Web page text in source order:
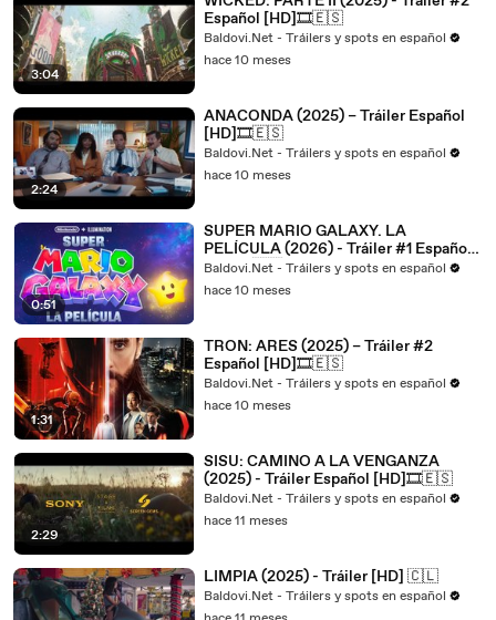
3:04
Español [HD]🎞️🇪🇸
Baldovi.Net - Tráilers y spots en español
hace 10 meses
2:24
ANACONDA (2025) – Tráiler Español
[HD]🎞️🇪🇸
Baldovi.Net - Tráilers y spots en español
hace 10 meses
0:51
SUPER MARIO GALAXY. LA
PELÍCULA (2026) - Tráiler #1 Español
[HD]🎞️🇪🇸
Baldovi.Net - Tráilers y spots en español
hace 10 meses
1:31
TRON: ARES (2025) – Tráiler #2
Español [HD]🎞️🇪🇸
Baldovi.Net - Tráilers y spots en español
hace 10 meses
2:29
SISU: CAMINO A LA VENGANZA
(2025) - Tráiler Español [HD]🎞️🇪🇸
Baldovi.Net - Tráilers y spots en español
hace 11 meses
LIMPIA (2025) - Tráiler [HD] 🇨🇱
Baldovi.Net - Tráilers y spots en español